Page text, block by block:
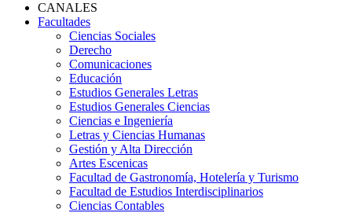
CANALES
Facultades
Ciencias Sociales
Derecho
Comunicaciones
Educación
Estudios Generales Letras
Estudios Generales Ciencias
Ciencias e Ingeniería
Letras y Ciencias Humanas
Gestión y Alta Dirección
Artes Escenicas
Facultad de Gastronomía, Hotelería y Turismo
Facultad de Estudios Interdisciplinarios
Ciencias Contables